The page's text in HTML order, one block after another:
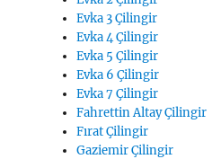
Evka 3 Çilingir
Evka 4 Çilingir
Evka 5 Çilingir
Evka 6 Çilingir
Evka 7 Çilingir
Fahrettin Altay Çilingir
Fırat Çilingir
Gaziemir Çilingir